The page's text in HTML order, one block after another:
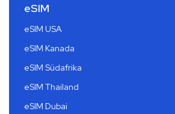
eSIM
eSIM USA
eSIM Kanada
eSIM Südafrika
eSIM Thailand
eSIM Dubai